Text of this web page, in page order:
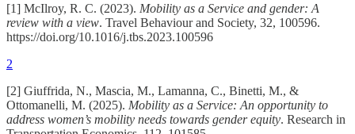
[1] McIlroy, R. C. (2023). Mobility as a Service and gender: A
review with a view. Travel Behaviour and Society, 32, 100596.
https://doi.org/10.1016/j.tbs.2023.100596
2
[2] Giuffrida, N., Mascia, M., Lamanna, C., Binetti, M., &
Ottomanelli, M. (2025). Mobility as a Service: An opportunity to
address women’s mobility needs towards gender equity. Research in